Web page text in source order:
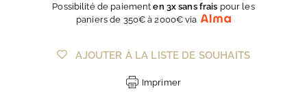
Possibilité de paiementen 3x sans frais pour les
paniers de 350€ à 2000€ via
AJOUTER À LA LISTE DE SOUHAITS
Imprimer